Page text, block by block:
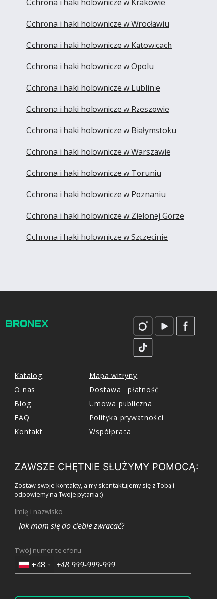
Ochrona i haki holownicze w Krakowie
Ochrona i haki holownicze w Wrocławiu
Ochrona i haki holownicze w Katowicach
Ochrona i haki holownicze w Opolu
Ochrona i haki holownicze w Lublinie
Ochrona i haki holownicze w Rzeszowie
Ochrona i haki holownicze w Białymstoku
Ochrona i haki holownicze w Warszawie
Ochrona i haki holownicze w Toruniu
Ochrona i haki holownicze w Poznaniu
Ochrona i haki holownicze w Zielonej Górze
Ochrona i haki holownicze w Szczecinie
Katalog
O nas
Blog
FAQ
Kontakt
Mapa witryny
Dostawa i płatność
Umowa publiczna
Polityka prywatności
Współpraca
ZAWSZE CHĘTNIE SŁUŻYMY POMOCĄ:
Zostaw swoje kontakty, a my skontaktujemy się z Tobą i
odpowiemy na Twoje pytania :)
Imię i nazwisko
Twój numer telefonu
+48